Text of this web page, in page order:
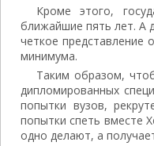
Кроме этого,
ближайшие пять лет. А
четкое представление
минимума.
Таким образом,
дипломированных
попытки вузов,
попытки спеть вместе
одно делают, а